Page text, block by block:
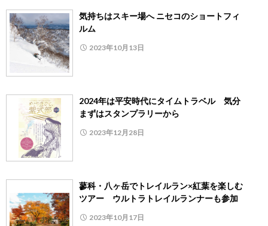
気持ちはスキー場へ ニセコのショートフィ
ルム
2023年10月13日
2024年は平安時代にタイムトラベル 気分
まずはスタンプラリーから
2023年12月28日
蓼科・八ヶ岳でトレイルラン×紅葉を楽しむ
ツアー ウルトラトレイルランナーも参加
2023年10月17日